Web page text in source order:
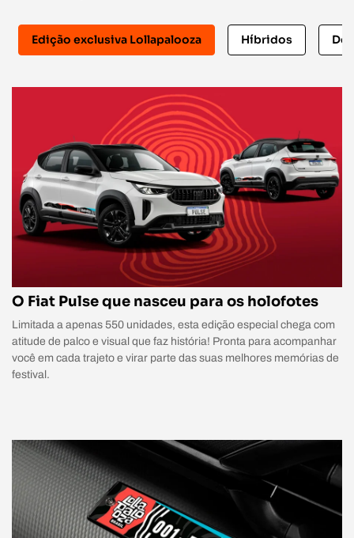
Edição exclusiva Lollapalooza Híbridos
O Fiat Pulse que nasceu para os holofotes
Limitada a apenas 550 unidades, esta edição especial chega com
atitude de palco e visual que faz história! Pronta para acompanhar
você em cada trajeto e virar parte das suas melhores memórias de
festival.